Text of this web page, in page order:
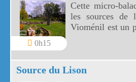
0h15
Cette micro-
les sources de
Vioménil est un
Source du Lison